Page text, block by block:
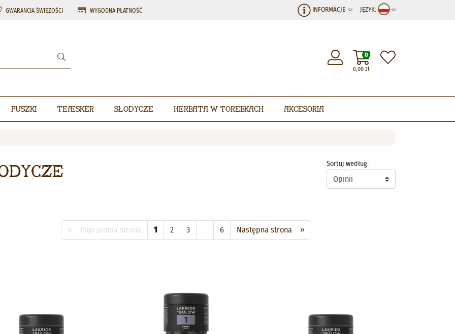
GWARANCJA ŚWIEŻOŚCI WYGODNA PŁATNOŚĆ JĘZYK:
INFORMACJE
0,00 zł
0
Puszki Teæsker Słodycze Herbata w torebkach Akcesoria
Sortuj według:
« Poprzednia strona 1 2 3 6 Następna strona »